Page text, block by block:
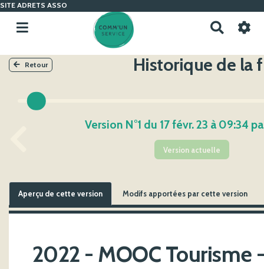
SITE ADRETS ASSO
c
h
h
e
r
Retour Historique de la
Version N°1 du 17 févr. 23 à 09:34
Version actuelle
Aperçu de cette version Modifs apportées par cette version
2022 - MOOC Tourisme